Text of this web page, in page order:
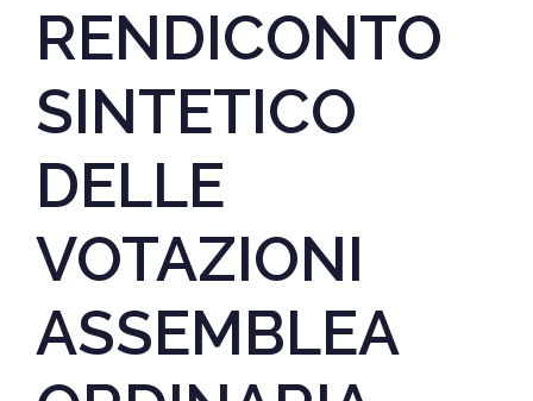
RENDICONTO
SINTETICO
DELLE
VOTAZIONI
ASSEMBLEA